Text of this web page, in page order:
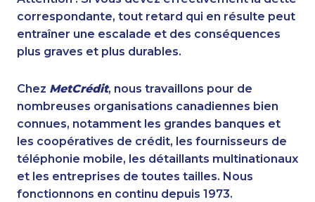
correspondante, tout retard qui en résulte peut
entraîner une escalade et des conséquences
plus graves et plus durables.
Chez MetCrédit, nous travaillons pour de
nombreuses organisations canadiennes bien
connues, notamment les grandes banques et
les coopératives de crédit, les fournisseurs de
téléphonie mobile, les détaillants multinationaux
et les entreprises de toutes tailles. Nous
fonctionnons en continu depuis 1973.